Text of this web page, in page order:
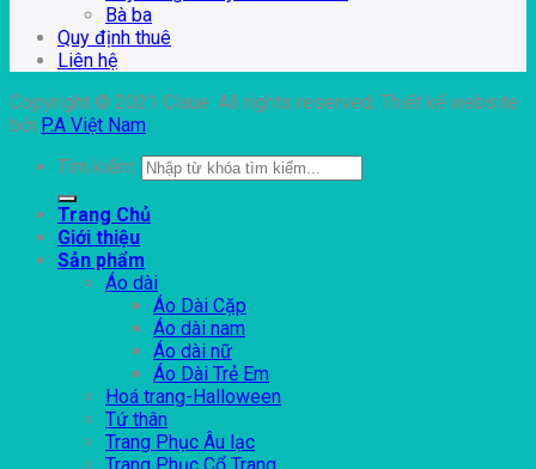
Bà ba
Quy định thuê
Liên hệ
Copyright © 2021 Claue. All rights reserved. Thiết kế website
bởi P.A Việt Nam
Tìm kiếm:
Trang Chủ
Giới thiệu
Sản phẩm
Áo dài
Áo Dài Cặp
Áo dài nam
Áo dài nữ
Áo Dài Trẻ Em
Hoá trang-Halloween
Tứ thân
Trang Phục Âu lạc